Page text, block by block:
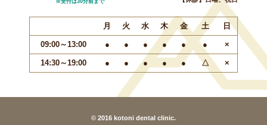
月 火 水 木 金 土 日
09:00～13:00 ● ● ● ● ● ● ×
14:30～19:00 ● ● ● ● ● △ ×
© 2016 kotoni dental clinic.